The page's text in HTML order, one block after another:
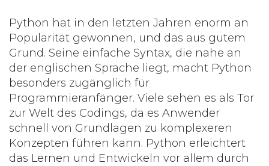
Python hat in den letzten Jahren enorm an
Popularität gewonnen, und das aus gutem
Grund. Seine einfache Syntax, die nahe an
der englischen Sprache liegt, macht Python
besonders zugänglich für
Programmieranfänger. Viele sehen es als Tor
zur Welt des Codings, da es Anwender
schnell von Grundlagen zu komplexeren
Konzepten führen kann. Python erleichtert
das Lernen und Entwickeln vor allem durch